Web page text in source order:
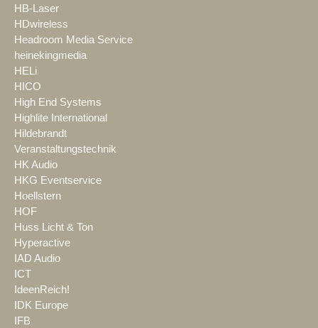
HB-Laser
HDwireless
Headroom Media Service
heinekingmedia
HELi
HICO
High End Systems
Highlite International
Hildebrandt
Veranstaltungstechnik
HK Audio
HKG Eventservice
Hoellstern
HOF
Huss Licht & Ton
Hyperactive
IAD Audio
ICT
IdeenReich!
IDK Europe
IFB